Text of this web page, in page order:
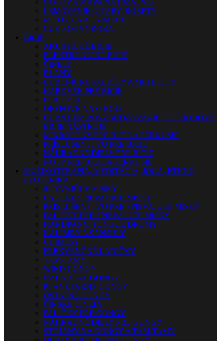
NOTOVÁ MAPA NA HMATNÍK
LEMOVANIE GITARY, ROZETY
MOTÍVY NA SNÍMAČE
CUSTOM VÝROBA
BICIE
AKUSTICKÉ BICIE
ELEKTRONICKÉ BICIE
ČINELY
BLANY
BUBENÍCKE PALIČKY A METLIČKY
HARDVÉR PRE BICIE
PERKUSIE
ORFFOVÉ NÁSTROJE
BUBNY NA POVZBUDZOVANIE, POCHODOVÉ
BICIE NÁSTROJE
MIKROFÓNY PRE BICIE A PERKUSIE
PRÍSLUŠENSTVO PRE BICIE
NÁHRADNÉ DIELY PRE BICIE
NOTY PRE BICIE A PERKUSIE
MUZIKOTERAPIA, MEDITÁCIA, JOGA, ETHNO,
EZOTERIKA
SPIEVAJÚCE MISKY
LADENÉ SPIEVAJÚCE MISKY
PRISLUŠENSTVO PRE SPIEVAJÚCE MISKY
PALIČKY PRE SPIEVAJÚCE MISKY
HANDPANY, TONGUE DRUMY
KALIMBY A SANSULY
CHIMESY
FREKVENČNÉ LADIČKY
TAM-TAMY
WIND GONGY
NALADENÉ GONGY
PLANETÁRNE GONGY
OSTATNÉ GONGY
ČÍNSKE ČINELY
PALIČKY PRE GONGY
NÁHRADNÉ DIELY PRE GONGY
STOJANY NA GONGY A TAM-TAMY